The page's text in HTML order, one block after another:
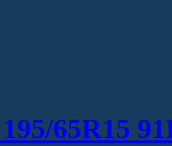
65R15